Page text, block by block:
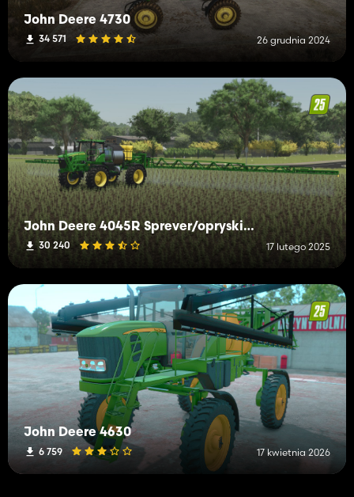
John Deere 4730
34 571 26 grudnia 2024
John Deere 4045R Sprever/opryskiwacz
30 240 17 lutego 2025
John Deere 4630
6 759 17 kwietnia 2026